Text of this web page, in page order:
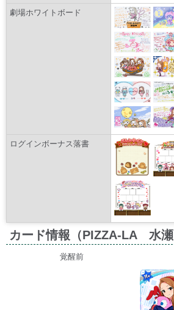
劇場ホワイトボード
ログインボーナス落書
カード情報（PIZZA-LA 水瀬
覚醒前